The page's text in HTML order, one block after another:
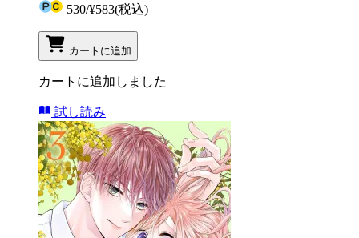
530/¥583(税込)
カートに追加
カートに追加しました
試し読み